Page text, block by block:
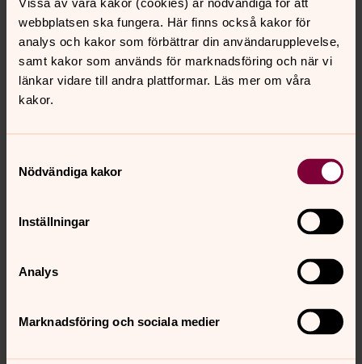
webbplatsen ska fungera. Här finns också kakor för
analys och kakor som förbättrar din användarupplevelse,
samt kakor som används för marknadsföring och när vi
länkar vidare till andra plattformar. Läs mer om våra
kakor.
Nödvändiga kakor
Inställningar
Analys
Marknadsföring och sociala medier
Foto: Birgitta Löwing Kiser
Bårtäcke Kviberg, grått